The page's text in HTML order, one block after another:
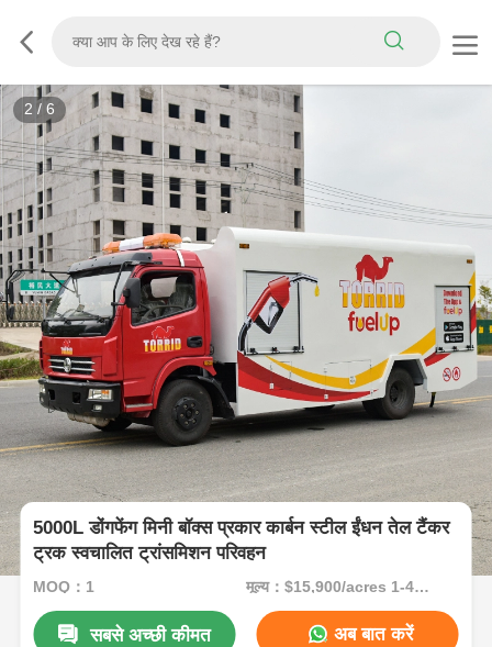
3 / 6
5000L डोंगफेंग मिनी बॉक्स प्रकार कार्बन स्टील ईंधन तेल टैंकर
ट्रक स्वचालित ट्रांसमिशन परिवहन
MOQ：1 मूल्य：$15,900/acres 1-49 acres
सबसे अच्छी कीमत अब बात करें